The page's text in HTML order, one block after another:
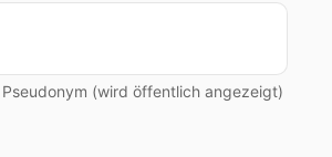
(wird öffentlich angezeigt)